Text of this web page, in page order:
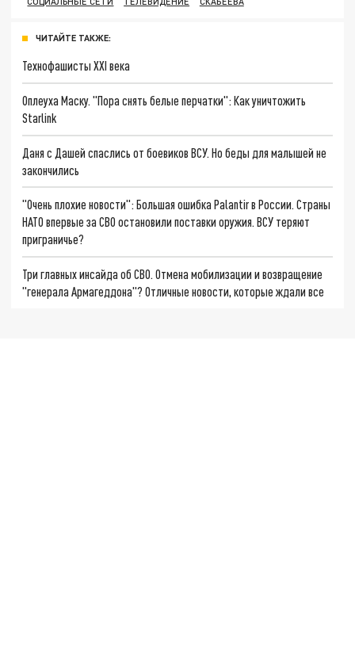
ЧИТАЙТЕ ТАКЖЕ:
Технофашисты XXI века
Оплеуха Маску. "Пора снять белые перчатки": Как уничтожить
Starlink
Даня с Дашей спаслись от боевиков ВСУ. Но беды для малышей не
закончились
"Очень плохие новости": Большая ошибка Palantir в России. Страны
НАТО впервые за СВО остановили поставки оружия. ВСУ теряют
приграничье?
Три главных инсайда об СВО. Отмена мобилизации и возвращение
"генерала Армагеддона"? Отличные новости, которые ждали все